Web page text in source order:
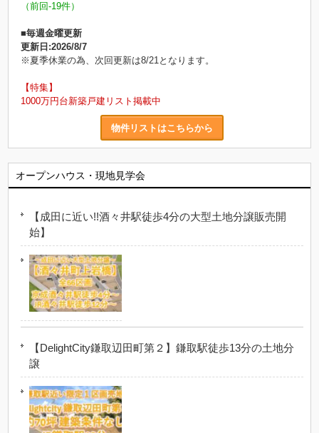
（前回-19件）
■毎週金曜更新
更新日:2026/8/7
※夏季休業の為、次回更新は8/21となります。
【特集】
1000万円台新築戸建リスト掲載中
物件リストはこちらから
オープンハウス・現地見学会
【成田に近い!!酒々井駅徒歩4分の大型土地分譲販売開
始】
【DelightCity鎌取辺田町第２】鎌取駅徒歩13分の土地分
譲